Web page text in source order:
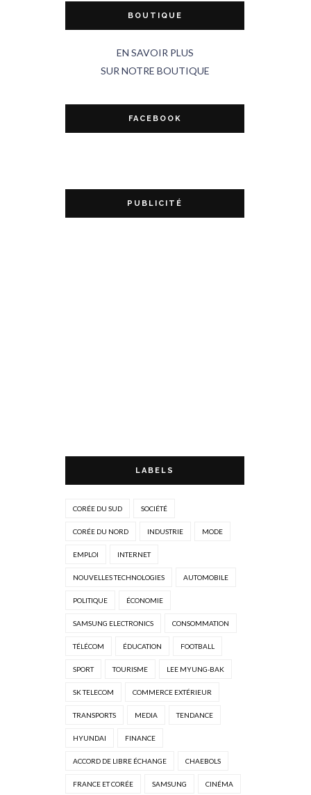
BOUTIQUE
EN SAVOIR PLUS
SUR NOTRE BOUTIQUE
FACEBOOK
PUBLICITÉ
LABELS
CORÉE DU SUD SOCIÉTÉ
CORÉE DU NORD INDUSTRIE MODE
EMPLOI INTERNET
NOUVELLES TECHNOLOGIES AUTOMOBILE
POLITIQUE ÉCONOMIE
SAMSUNG ELECTRONICS CONSOMMATION
TÉLÉCOM ÉDUCATION FOOTBALL
SPORT TOURISME LEE MYUNG-BAK
SK TELECOM COMMERCE EXTÉRIEUR
TRANSPORTS MEDIA TENDANCE
HYUNDAI FINANCE
ACCORD DE LIBRE ÉCHANGE CHAEBOLS
FRANCE ET CORÉE SAMSUNG CINÉMA